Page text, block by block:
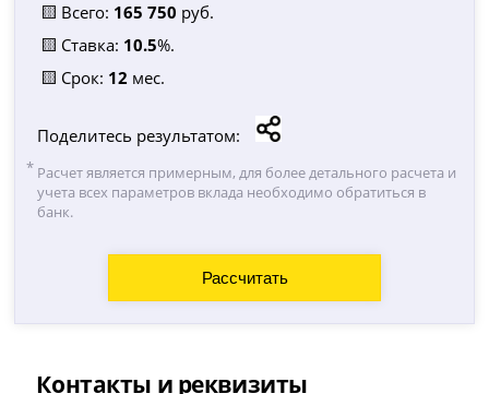
🟨 Всего: 165 750 руб.
🟨 Ставка: 10.5%.
🟨 Срок: 12 мес.
Поделитесь результатом:
Расчет является примерным, для более детального расчета и
учета всех параметров вклада необходимо обратиться в
банк.
Контакты и реквизиты